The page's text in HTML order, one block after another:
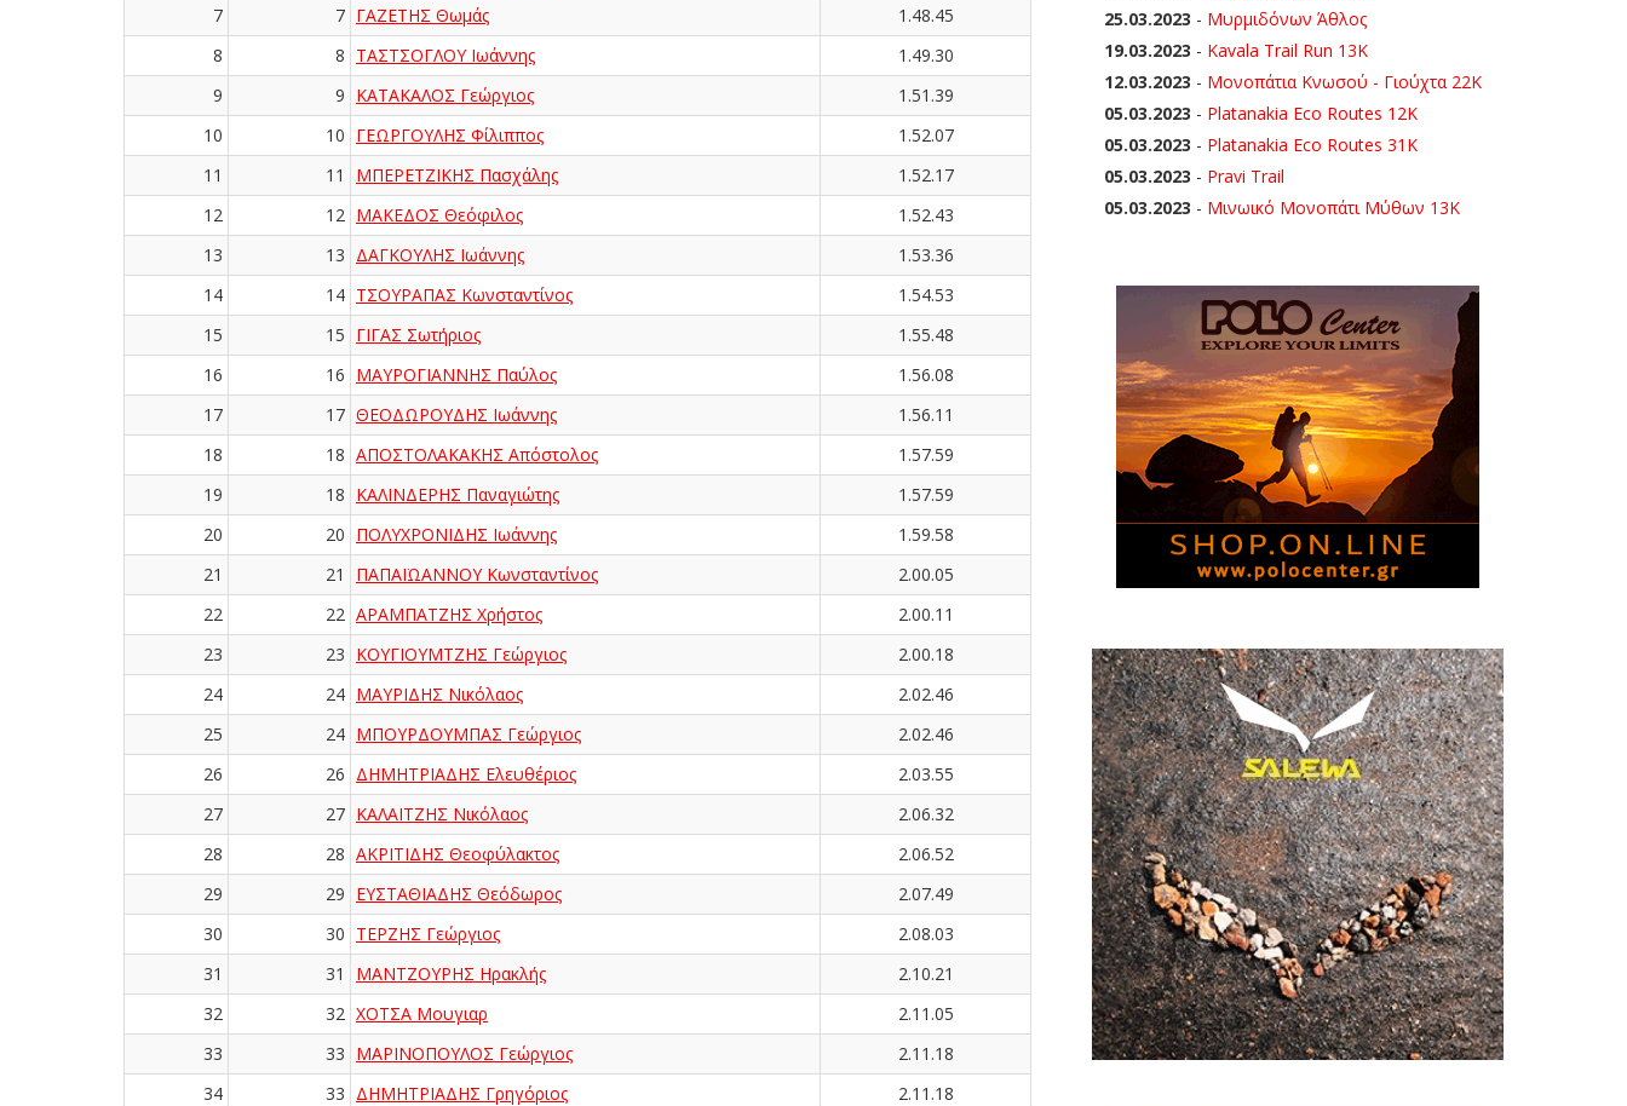
7
7 ΓΑΖΕΤΗΣ Θωμάς
1.48.45
8
8 ΤΑΣΤΣΟΓΛΟΥ Ιωάννης
1.49.30
9
9 ΚΑΤΑΚΑΛΟΣ Γεώργιος
1.51.39
10
10 ΓΕΩΡΓΟΥΛΗΣ Φίλιππος
1.52.07
11
11 ΜΠΕΡΕΤΖΙΚΗΣ Πασχάλης
1.52.17
12
12 ΜΑΚΕΔΟΣ Θεόφιλος
1.52.43
13
13 ΔΑΓΚΟΥΛΗΣ Ιωάννης
1.53.36
14
14 ΤΣΟΥΡΑΠΑΣ Κωνσταντίνος
1.54.53
15
15 ΓΙΓΑΣ Σωτήριος
1.55.48
16
16 ΜΑΥΡΟΓΙΑΝΝΗΣ Παύλος
1.56.08
17
17 ΘΕΟΔΩΡΟΥΔΗΣ Ιωάννης
1.56.11
18
18 ΑΠΟΣΤΟΛΑΚΑΚΗΣ Απόστολος
1.57.59
19
18 ΚΑΛΙΝΔΕΡΗΣ Παναγιώτης
1.57.59
20
20 ΠΟΛΥΧΡΟΝΙΔΗΣ Ιωάννης
1.59.58
21
21 ΠΑΠΑΪΩΑΝΝΟΥ Κωνσταντίνος
2.00.05
22
22 ΑΡΑΜΠΑΤΖΗΣ Χρήστος
2.00.11
23
23 ΚΟΥΓΙΟΥΜΤΖΗΣ Γεώργιος
2.00.18
24
24 ΜΑΥΡΙΔΗΣ Νικόλαος
2.02.46
25
24 ΜΠΟΥΡΔΟΥΜΠΑΣ Γεώργιος
2.02.46
26
26 ΔΗΜΗΤΡΙΑΔΗΣ Ελευθέριος
2.03.55
27
27 ΚΑΛΑΪΤΖΗΣ Νικόλαος
2.06.32
28
28 ΑΚΡΙΤΙΔΗΣ Θεοφύλακτος
2.06.52
29
29 ΕΥΣΤΑΘΙΑΔΗΣ Θεόδωρος
2.07.49
30
30 ΤΕΡΖΗΣ Γεώργιος
2.08.03
31
31 ΜΑΝΤΖΟΥΡΗΣ Ηρακλής
2.10.21
32
32 ΧΟΤΣΑ Μουγιαρ
2.11.05
33
33 ΜΑΡΙΝΟΠΟΥΛΟΣ Γεώργιος
2.11.18
34
33 ΔΗΜΗΤΡΙΑΔΗΣ Γρηγόριος
2.11.18
25.03.2023 - Μυρμιδόνων Άθλος
19.03.2023 - Kavala Trail Run 13K
12.03.2023 - Μονοπάτια Κνωσού - Γιούχτα 22Κ
05.03.2023 - Platanakia Eco Routes 12K
05.03.2023 - Platanakia Eco Routes 31K
05.03.2023 - Pravi Trail
05.03.2023 - Μινωικό Μονοπάτι Μύθων 13Κ